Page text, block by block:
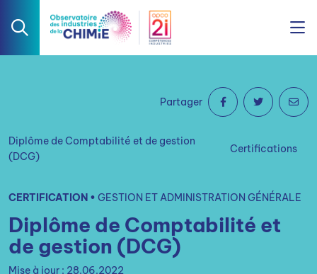
Diplôme de Comptabilité et de gestion
(DCG)
Certifications
CERTIFICATION • GESTION ET ADMINISTRATION GÉNÉRALE
Diplôme de Comptabilité et
de gestion (DCG)
Mise à jour : 28.06.2022
Partager